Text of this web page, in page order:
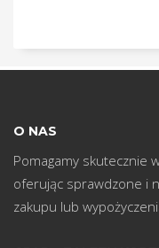
O NAS
Pomagamy skutecznie
oferując sprawdzone i
zakupu lub